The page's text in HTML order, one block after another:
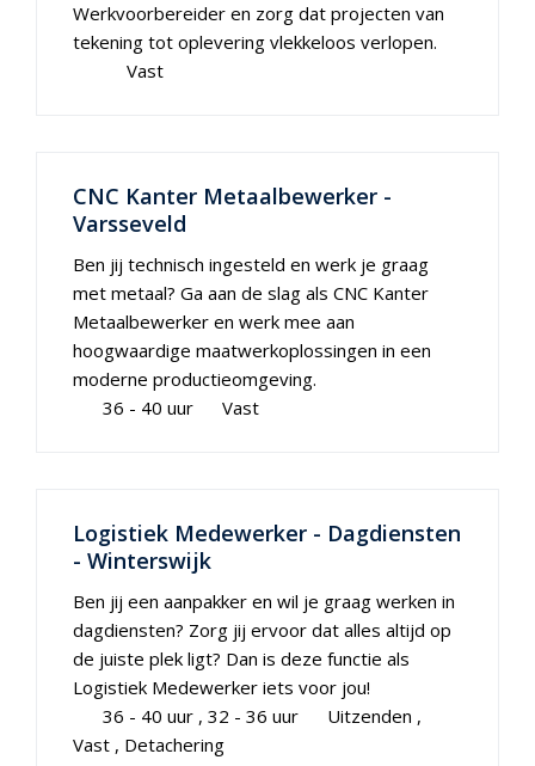
Werkvoorbereider en zorg dat projecten van
tekening tot oplevering vlekkeloos verlopen.
Vast
CNC Kanter Metaalbewerker -
Varsseveld
Ben jij technisch ingesteld en werk je graag
met metaal? Ga aan de slag als CNC Kanter
Metaalbewerker en werk mee aan
hoogwaardige maatwerkoplossingen in een
moderne productieomgeving.
36 - 40 uur
Vast
Logistiek Medewerker - Dagdiensten
- Winterswijk
Ben jij een aanpakker en wil je graag werken in
dagdiensten? Zorg jij ervoor dat alles altijd op
de juiste plek ligt? Dan is deze functie als
Logistiek Medewerker iets voor jou!
36 - 40 uur 32 - 36 uur
Uitzenden
Vast
Detachering